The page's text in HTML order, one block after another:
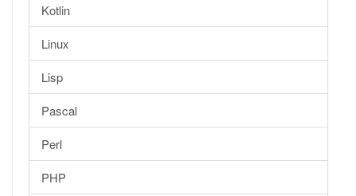
Kotlin
Linux
Lisp
Pascal
Perl
PHP